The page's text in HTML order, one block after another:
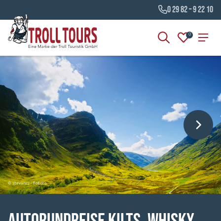
0 29 82 – 9 22 10
0
© stevanzz - Fotolia